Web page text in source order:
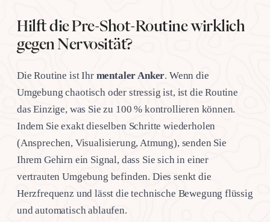
Hilft die Pre-Shot-Routine wirklich
gegen Nervosität?
Die Routine ist Ihr mentaler Anker. Wenn die
Umgebung chaotisch oder stressig ist, ist die Routine
das Einzige, was Sie zu 100 % kontrollieren können.
Indem Sie exakt dieselben Schritte wiederholen
(Ansprechen, Visualisierung, Atmung), senden Sie
Ihrem Gehirn ein Signal, dass Sie sich in einer
vertrauten Umgebung befinden. Dies senkt die
Herzfrequenz und lässt die technische Bewegung flüssig
und automatisch ablaufen.